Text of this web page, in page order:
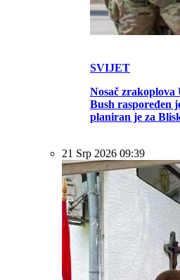
SVIJET
Nosač zrakoplova
Bush raspoređen
planiran je za
21 Srp 2026 09:39